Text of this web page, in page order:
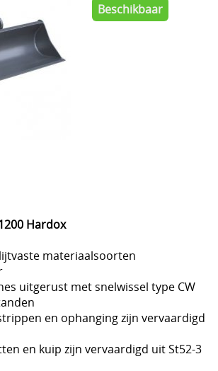
en actieproducten
Diensten
Beschikbaar
Hardox
materiaalsoorten
uitgerust met snelwissel type CW
en ophanging zijn vervaardigd
en kuip zijn vervaardigd uit St52-3